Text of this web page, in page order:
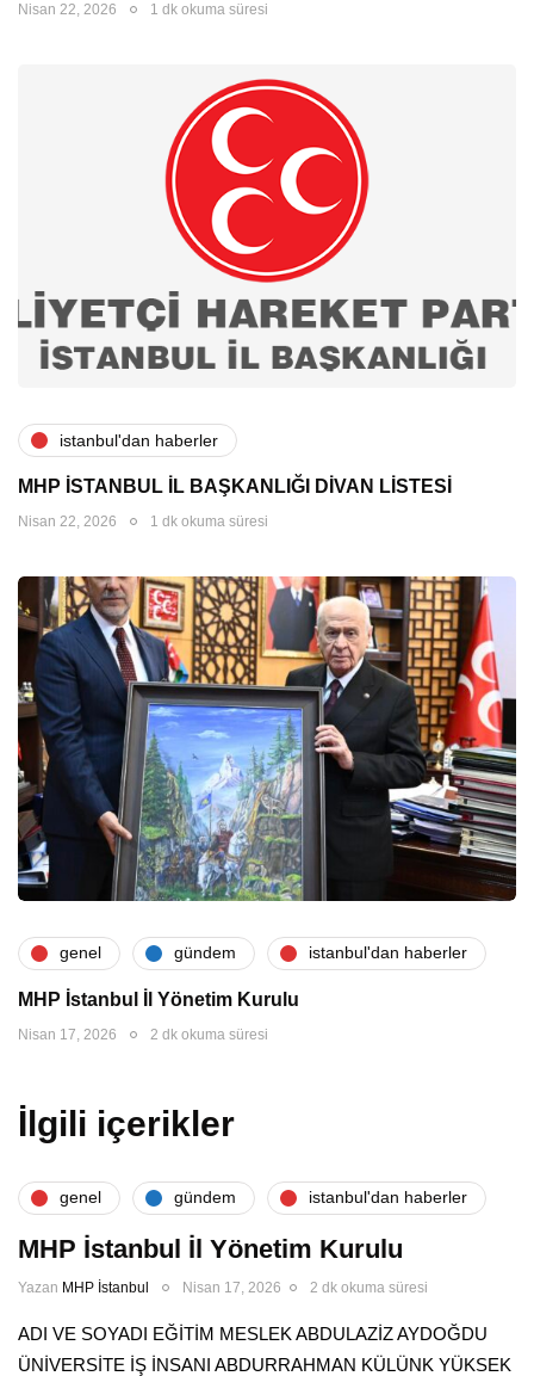
Nisan 22, 2026 1 dk okuma süresi
i̇stanbul'dan haberler
MHP İSTANBUL İL BAŞKANLIĞI DİVAN LİSTESİ
Nisan 22, 2026 1 dk okuma süresi
genel gündem i̇stanbul'dan haberler
MHP İstanbul İl Yönetim Kurulu
Nisan 17, 2026 2 dk okuma süresi
İlgili içerikler
genel gündem i̇stanbul'dan haberler
MHP İstanbul İl Yönetim Kurulu
Yazan MHP İstanbul Nisan 17, 2026 2 dk okuma süresi
ADI VE SOYADI EĞİTİM MESLEK ABDULAZİZ AYDOĞDU
ÜNİVERSİTE İŞ İNSANI ABDURRAHMAN KÜLÜNK YÜKSEK